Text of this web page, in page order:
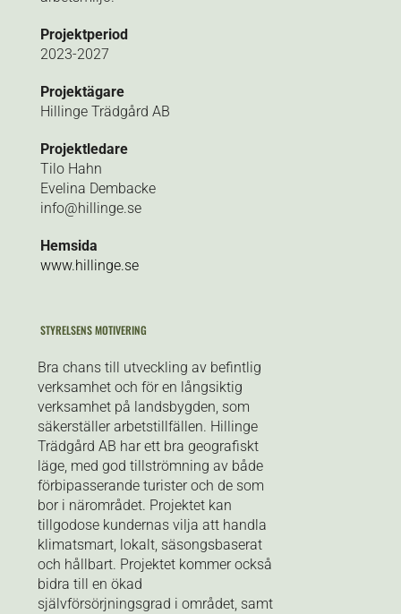
Projektperiod
2023-2027
Projektägare
Hillinge Trädgård AB
Projektledare
Tilo Hahn
Evelina Dembacke
info@hillinge.se
Hemsida
www.hillinge.se
STYRELSENS MOTIVERING
Bra chans till utveckling av befintlig
verksamhet och för en långsiktig
verksamhet på landsbygden, som
säkerställer arbetstillfällen. Hillinge
Trädgård AB har ett bra geografiskt
läge, med god tillströmning av både
förbipasserande turister och de som
bor i närområdet. Projektet kan
tillgodose kundernas vilja att handla
klimatsmart, lokalt, säsongsbaserat
och hållbart. Projektet kommer också
bidra till en ökad
självförsörjningsgrad i området, samt